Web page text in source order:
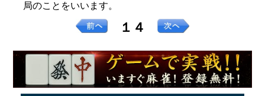
局のことをいいます。
１４